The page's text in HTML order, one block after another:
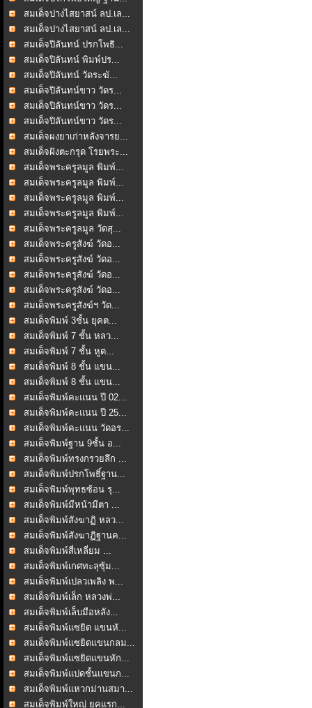
สมเด็จปางไสยาสน์ ลป.เล...
สมเด็จปางไสยาสน์ ลป.เล...
สมเด็จปิลันทน์ ปรกโพธิ...
สมเด็จปิลันทน์ พิมพ์ปร...
สมเด็จปิลันทน์ วัดระฆั...
สมเด็จปิลันทน์ขาว วัดร...
สมเด็จปิลันทน์ขาว วัดร...
สมเด็จปิลันทน์ขาว วัดร...
สมเด็จผงยาเก่าหลังจารย...
สมเด็จฝังตะกรุด โรยพระ...
สมเด็จพระครูลมูล พิมพ์...
สมเด็จพระครูลมูล พิมพ์...
สมเด็จพระครูลมูล พิมพ์...
สมเด็จพระครูลมูล พิมพ์...
สมเด็จพระครูลมูล วัดสุ...
สมเด็จพระครูสังฆ์ วัดอ...
สมเด็จพระครูสังฆ์ วัดอ...
สมเด็จพระครูสังฆ์ วัดอ...
สมเด็จพระครูสังฆ์ วัดอ...
สมเด็จพระครูสังฆ์ฯ วัด...
สมเด็จพิมพ์ 3ชั้น ยุคต...
สมเด็จพิมพ์ 7 ชั้น หลว...
สมเด็จพิมพ์ 7 ชั้น หูต...
สมเด็จพิมพ์ 8 ชั้น แขน...
สมเด็จพิมพ์ 8 ชั้น แขน...
สมเด็จพิมพ์คะแนน ปี 02...
สมเด็จพิมพ์คะแนน ปี 25...
สมเด็จพิมพ์คะแนน วัดอร...
สมเด็จพิมพ์ฐาน 9ชั้น อ...
สมเด็จพิมพ์ทรงกรวยลึก ...
สมเด็จพิมพ์ปรกโพธิ์ฐาน...
สมเด็จพิมพ์พุทธซ้อน รุ...
สมเด็จพิมพ์มีหน้ามีตา ...
สมเด็จพิมพ์สังฆาฏิ หลว...
สมเด็จพิมพ์สังฆาฏิฐานค...
สมเด็จพิมพ์สี่เหลี่ยม ...
สมเด็จพิมพ์เกศทะลุซุ้ม...
สมเด็จพิมพ์เปลวเพลิง พ...
สมเด็จพิมพ์เล็ก หลวงพ่...
สมเด็จพิมพ์เล็บมือหลัง...
สมเด็จพิมพ์แซยิด แขนหั...
สมเด็จพิมพ์แซยิดแขนกลม...
สมเด็จพิมพ์แซยิดแขนหัก...
สมเด็จพิมพ์แปดชั้นแขนก...
สมเด็จพิมพ์แหวกม่านสมา...
สมเด็จพิมพ์ใหญ่ ยุคแรก...